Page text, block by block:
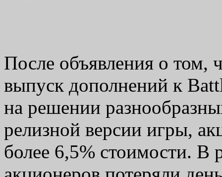
После объявления о том,
выпуск дополнений к
на решении
релизной версии игры,
более 6,5% стоимости. В